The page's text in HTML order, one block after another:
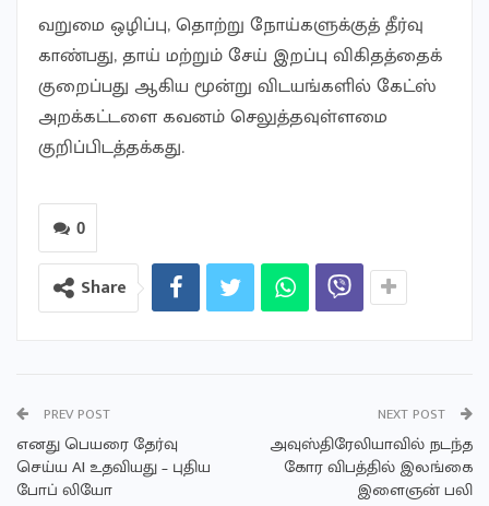
வறுமை ஒழிப்பு, தொற்று நோய்களுக்குத் தீர்வு
காண்பது, தாய் மற்றும் சேய் இறப்பு விகிதத்தைக்
குறைப்பது ஆகிய மூன்று விடயங்களில் கேட்ஸ்
அறக்கட்டளை கவனம் செலுத்தவுள்ளமை
குறிப்பிடத்தக்கது.
0
Share
PREV POST
எனது பெயரை தேர்வு
செய்ய AI உதவியது – புதிய
போப் லியோ
NEXT POST
அவுஸ்திரேலியாவில் நடந்த
கோர விபத்தில் இலங்கை
இளைஞன் பலி